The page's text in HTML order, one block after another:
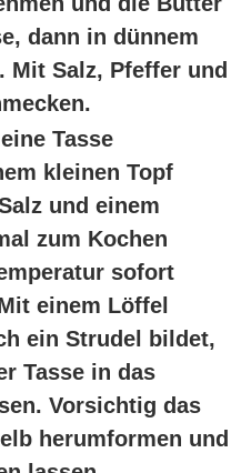
dann in dünnem
Salz, Pfeffer und
Tasse
kleinen Topf
und einem
zum Kochen
sofort
einem Löffel
ein Strudel bildet,
Tasse in das
Vorsichtig das
herumformen und